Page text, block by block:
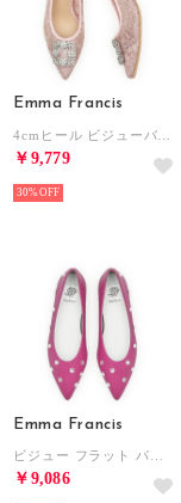
Emma Francis
￥9,779
30%
Emma Francis
￥9,086